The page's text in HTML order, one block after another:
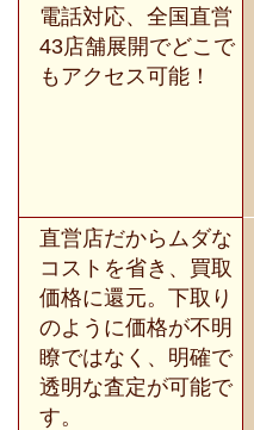
電話対応、全国直営
43店舗展開でどこで
もアクセス可能！
直営店だからムダな
コストを省き、買取
価格に還元。下取り
のように価格が不明
瞭ではなく、明確で
透明な査定が可能で
す。